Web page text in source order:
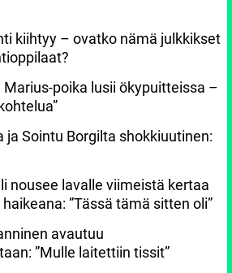
kiihtyy – ovatko nämä julkkikset
poika lusii ökypuitteissa –
ja Sointu Borgilta shokkiuutinen:
nousee lavalle viimeistä kertaa
”Tässä tämä sitten oli”
avautuu
”Mulle laitettiin tissit”